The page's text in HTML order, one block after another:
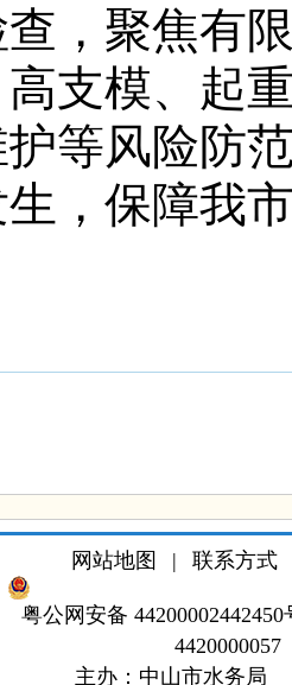
，聚焦有
支模、起
等风险防
，保障我
网站地图 | 联系方式
粤公网安备 44200002442450
4420000057
主办：中山市水务局